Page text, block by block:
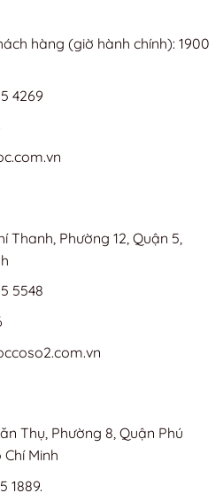
hàng (giờ hành chính): 1900
4269
Thanh, Phường 12, Quận 5,
5548
Thụ, Phường 8, Quận Phú
Minh
1889.